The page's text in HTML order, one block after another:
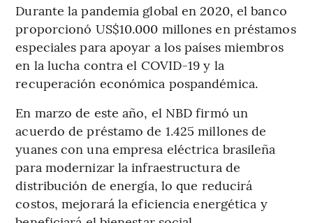
Durante la pandemia global en 2020, el banco
proporcionó US$10.000 millones en préstamos
especiales para apoyar a los países miembros
en la lucha contra el COVID-19 y la
recuperación económica pospandémica.
En marzo de este año, el NBD firmó un
acuerdo de préstamo de 1.425 millones de
yuanes con una empresa eléctrica brasileña
para modernizar la infraestructura de
distribución de energía, lo que reducirá
costos, mejorará la eficiencia energética y